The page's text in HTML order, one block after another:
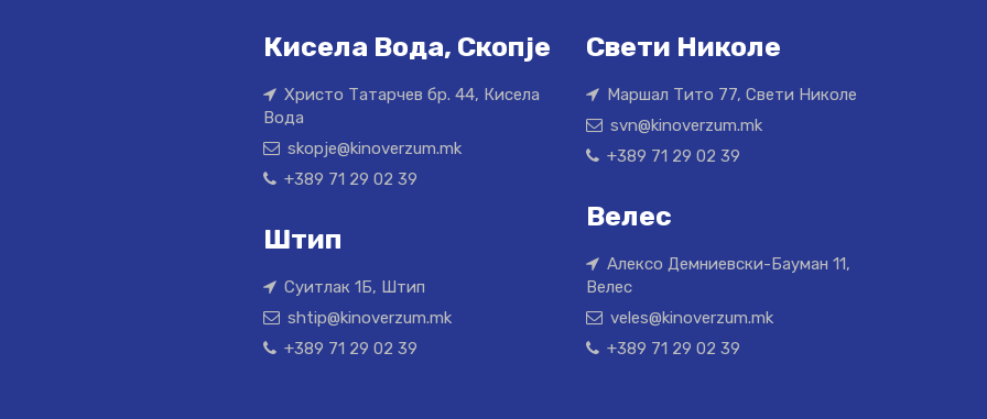
Кисела Вода, Скопје
Христо Татарчев бр. 44, Кисела
Вода
skopje@kinoverzum.mk
+389 71 29 02 39
Штип
Суитлак 1Б, Штип
shtip@kinoverzum.mk
+389 71 29 02 39
Свети Николе
Маршал Тито 77, Свети Николе
svn@kinoverzum.mk
+389 71 29 02 39
Велес
Алексо Демниевски-Бауман 11,
Велес
veles@kinoverzum.mk
+389 71 29 02 39